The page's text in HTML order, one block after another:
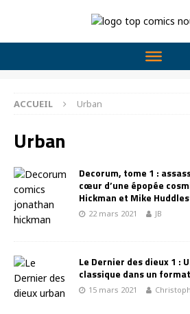
ACCUEIL Urban
Urban
Decorum, tome 1 :
cœur d’une épopée
Hickman et Mike
22 mars 2021 JB
Le Dernier des dieux 1 :
classique dans un
15 mars 2021